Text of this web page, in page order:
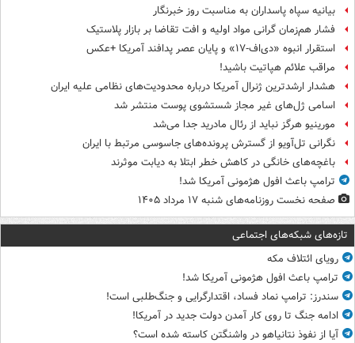
بیانیه سپاه پاسداران به مناسبت روز خبرنگار
فشار هم‌زمان گرانی مواد اولیه و افت تقاضا بر بازار پلاستیک
استقرار انبوه «دی‌اف‑۱۷» و پایان عصر پدافند آمریکا +عکس
مراقب علائم هپاتیت باشید!
هشدار ارشدترین ژنرال آمریکا درباره محدودیت‌های نظامی علیه ایران
اسامی ژل‌های غیر مجاز شستشوی پوست منتشر شد
مورینیو هرگز نباید از رئال مادرید جدا می‌شد
نگرانی تل‌آویو از گسترش پرونده‌های جاسوسی مرتبط با ایران
باغچه‌های خانگی در کاهش خطر ابتلا به دیابت موثرند
ترامپ باعث افول هژمونی آمریکا شد!
صفحه نخست روزنامه‌های شنبه ۱۷ مرداد ۱۴۰۵
تازه‌های شبکه‌های اجتماعی
رویای ائتلاف مکه
ترامپ باعث افول هژمونی آمریکا شد!
سندرز: ترامپ نماد فساد، اقتدارگرایی و جنگ‌طلبی است!
ادامه جنگ تا روی کار آمدن دولت جدید در آمریکا!
آیا از نفوذ نتانیاهو در واشنگتن کاسته شده است؟